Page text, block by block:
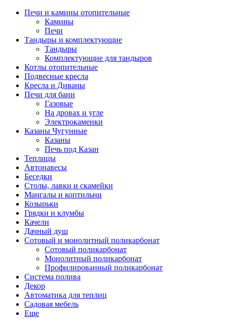
Печи и камины отопительные
Камины
Печи
Тандыры и комплектующие
Тандыры
Комплектующие для тандыров
Котлы отопительные
Подвесные кресла
Кресла и Диваны
Печи для бани
Газовые
На дровах и угле
Электрокаменки
Казаны Чугунные
Казаны
Печь под Казан
Теплицы
Автонавесы
Беседки
Столы, лавки и скамейки
Мангалы и коптильни
Козырьки
Грядки и клумбы
Качели
Дачный душ
Сотовый и монолитный поликарбонат
Сотовый поликарбонат
Монолитный поликарбонат
Профилированный поликарбонат
Система полива
Декор
Автоматика для теплиц
Садовая мебель
Еще